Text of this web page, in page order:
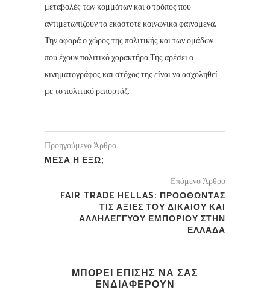
μεταβολές των κομμάτων και ο τρόπος που
αντιμετωπίζουν τα εκάστοτε κοινωνικά φαινόμενα.
Την αφορά ο χώρος της πολιτικής και των ομάδων
που έχουν πολιτικό χαρακτήρα.Της αρέσει ο
κινηματογράφος και στόχος της είναι να ασχοληθεί
με το πολιτικό ρεπορτάζ.
Προηγούμενο Άρθρο
ΜΕΣΑ Η ΕΞΩ;
Επόμενο Άρθρο
FAIR TRADE HELLAS: ΠΡΟΩΘΩΝΤΑΣ
ΤΙΣ ΑΞΙΕΣ ΤΟΥ ΔΙΚΑΙΟΥ ΚΑΙ
ΑΛΛΗΛΕΓΓΥΟΥ ΕΜΠΟΡΙΟΥ ΣΤΗΝ
ΕΛΛΑΔΑ
ΜΠΟΡΕΙ ΕΠΙΣΗΣ ΝΑ ΣΑΣ
ΕΝΔΙΑΦΕΡΟΥΝ